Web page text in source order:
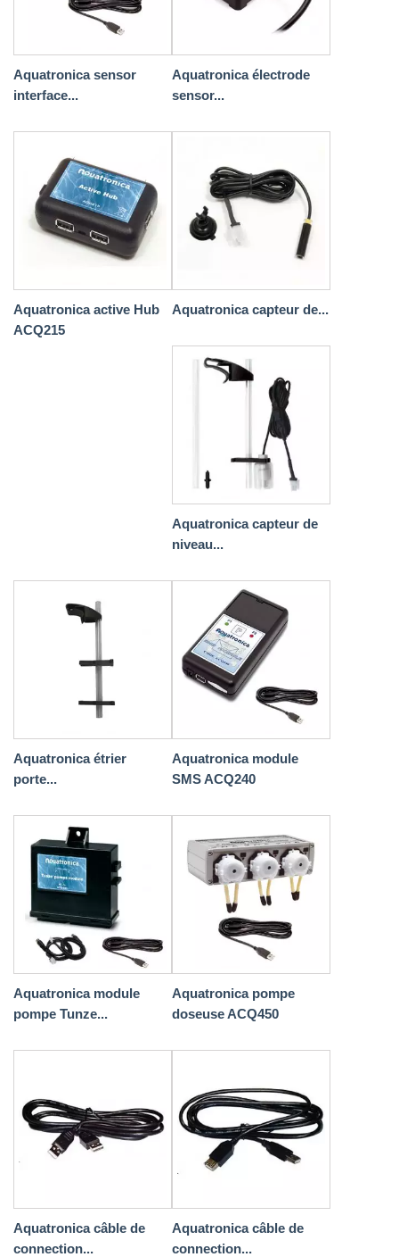
Aquatronica sensor
interface...
Aquatronica électrode
sensor...
Aquatronica active Hub
ACQ215
Aquatronica capteur de...
Aquatronica capteur de
niveau...
Aquatronica étrier
porte...
Aquatronica module
SMS ACQ240
Aquatronica module
pompe Tunze...
Aquatronica pompe
doseuse ACQ450
Aquatronica câble de
connection...
Aquatronica câble de
connection...